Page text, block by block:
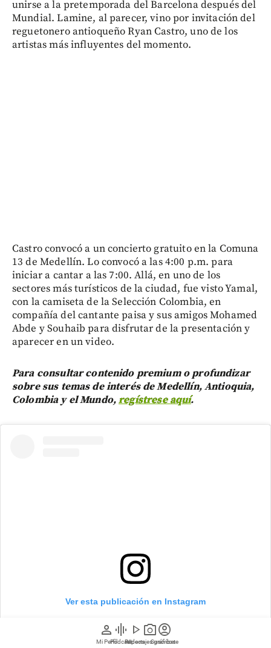
person
Mi Perfil
graphic_eq
Pódcast
play_arrow
Videos
photo_camera
Reportajes gráficos
account_circle
Suscríbete
unirse a la pretemporada del Barcelona después del
Mundial. Lamine, al parecer, vino por invitación del
reguetonero antioqueño Ryan Castro, uno de los
artistas más influyentes del momento.
Castro convocó a un concierto gratuito en la Comuna
13 de Medellín. Lo convocó a las 4:00 p.m. para
iniciar a cantar a las 7:00. Allá, en uno de los
sectores más turísticos de la ciudad, fue visto Yamal,
con la camiseta de la Selección Colombia, en
compañía del cantante paisa y sus amigos Mohamed
Abde y Souhaib para disfrutar de la presentación y
aparecer en un video.
Para consultar contenido premium o profundizar
sobre sus temas de interés de Medellín, Antioquia,
Colombia y el Mundo,regístrese aquí.
Ver esta publicación en Instagram